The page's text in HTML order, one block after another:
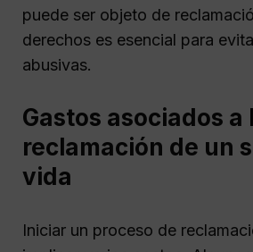
puede ser objeto de
derechos es esencial para
abusivas.
Gastos asociados a
reclamación de un
vida
Iniciar un proceso de